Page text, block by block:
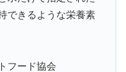
できるような栄養素
フード協会